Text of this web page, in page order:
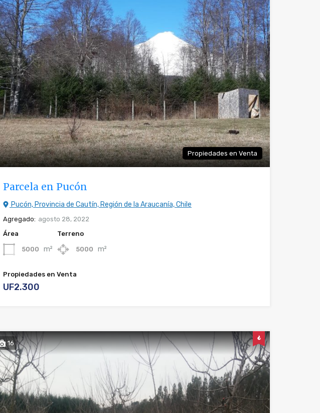
Propiedades en Venta
Parcela en Pucón
Pucón, Provincia de Cautín, Región de la Araucanía, Chile
Agregado: agosto 28, 2022
Área
5000 m²
Terreno
5000 m²
Propiedades en Venta
UF2.300
16